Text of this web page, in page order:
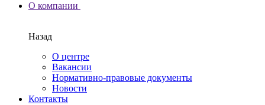
О компании
Назад
О центре
Вакансии
Нормативно-правовые документы
Новости
Контакты